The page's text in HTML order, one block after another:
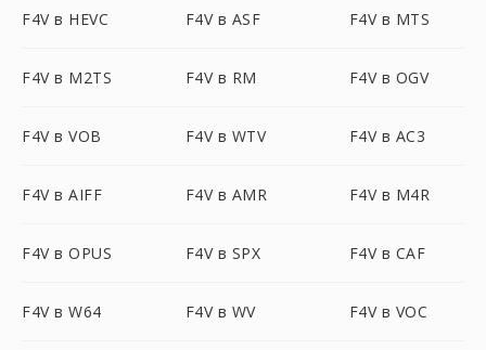
F4V в HEVC F4V в ASF F4V в MTS
F4V в M2TS F4V в RM F4V в OGV
F4V в VOB F4V в WTV F4V в AC3
F4V в AIFF F4V в AMR F4V в M4R
F4V в OPUS F4V в SPX F4V в CAF
F4V в W64 F4V в WV F4V в VOC